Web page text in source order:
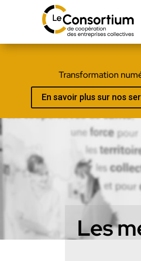
Transformation
En savoir plus sur nos
Les